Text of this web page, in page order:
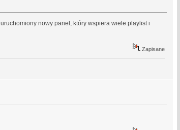
nowy panel, który wspiera wiele playlist i
Zapisane